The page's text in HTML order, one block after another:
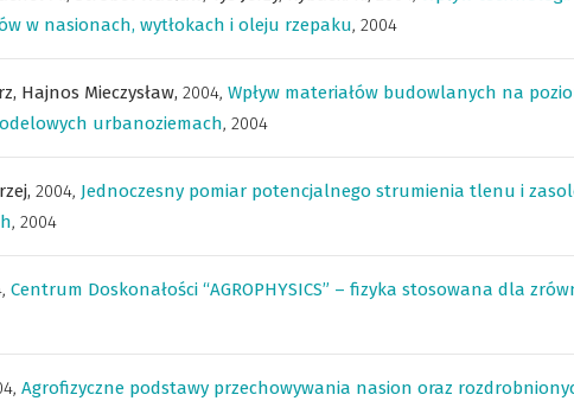
w nasionach, wytłokach i oleju rzepaku, 2004
Hajnos Mieczysław, 2004, Wpływ materiałów budowlanych na
urbanoziemach, 2004
2004, Jednoczesny pomiar potencjalnego strumienia tlenu i
, 2004
, Centrum Doskonałości “AGROPHYSICS” – fizyka stosowana dla
, Agrofizyczne podstawy przechowywania nasion oraz